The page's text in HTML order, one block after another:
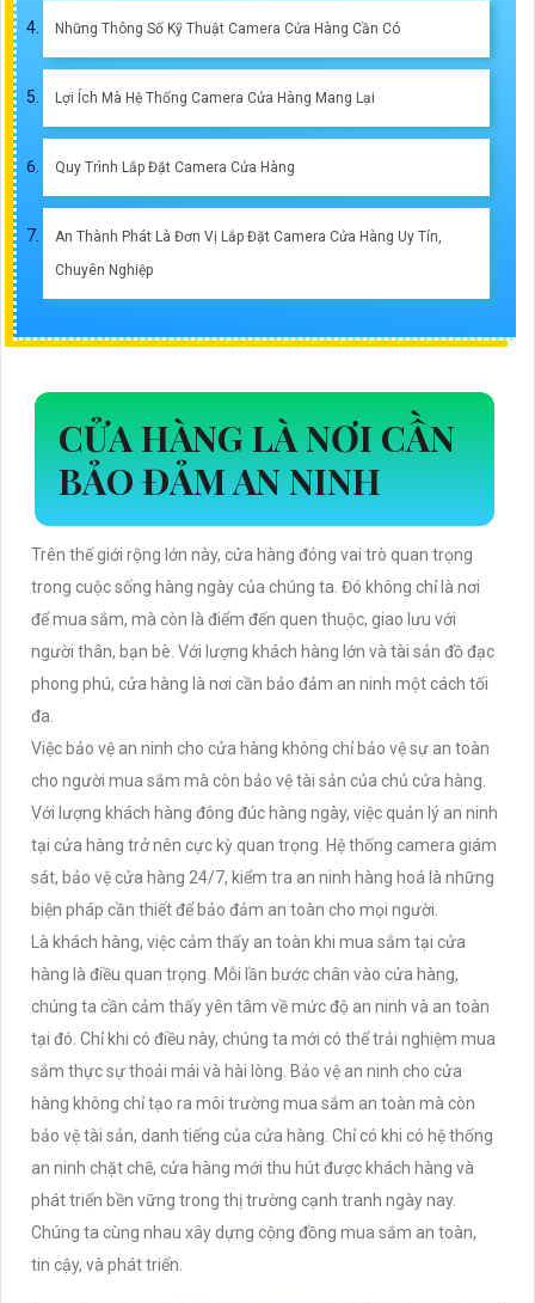
Những Thông Số Kỹ Thuật Camera Cửa Hàng Cần Có
Lợi Ích Mà Hệ Thống Camera Cửa Hàng Mang Lại
Quy Trình Lắp Đặt Camera Cửa Hàng
An Thành Phát Là Đơn Vị Lắp Đặt Camera Cửa Hàng Uy Tín,
Chuyên Nghiệp
CỬA HÀNG LÀ NƠI CẦN
BẢO ĐẢM AN NINH
Trên thế giới rộng lớn này, cửa hàng đóng vai trò quan trọng
trong cuộc sống hàng ngày của chúng ta. Đó không chỉ là nơi
để mua sắm, mà còn là điểm đến quen thuộc, giao lưu với
người thân, bạn bè. Với lượng khách hàng lớn và tài sản đồ đạc
phong phú, cửa hàng là nơi cần bảo đảm an ninh một cách tối
đa.
Việc bảo vệ an ninh cho cửa hàng không chỉ bảo vệ sự an toàn
cho người mua sắm mà còn bảo vệ tài sản của chủ cửa hàng.
Với lượng khách hàng đông đúc hàng ngày, việc quản lý an ninh
tại cửa hàng trở nên cực kỳ quan trọng. Hệ thống camera giám
sát, bảo vệ cửa hàng 24/7, kiểm tra an ninh hàng hoá là những
biện pháp cần thiết để bảo đảm an toàn cho mọi người.
Là khách hàng, việc cảm thấy an toàn khi mua sắm tại cửa
hàng là điều quan trọng. Mỗi lần bước chân vào cửa hàng,
chúng ta cần cảm thấy yên tâm về mức độ an ninh và an toàn
tại đó. Chỉ khi có điều này, chúng ta mới có thể trải nghiệm mua
sắm thực sự thoải mái và hài lòng. Bảo vệ an ninh cho cửa
hàng không chỉ tạo ra môi trường mua sắm an toàn mà còn
bảo vệ tài sản, danh tiếng của cửa hàng. Chỉ có khi có hệ thống
an ninh chặt chẽ, cửa hàng mới thu hút được khách hàng và
phát triển bền vững trong thị trường cạnh tranh ngày nay.
Chúng ta cùng nhau xây dựng cộng đồng mua sắm an toàn,
tin cậy, và phát triển.